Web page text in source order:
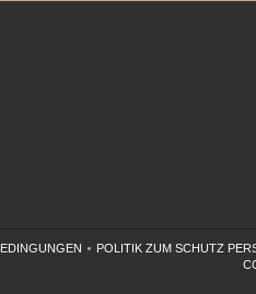
FENSTER))
((ÖFFNET EIN NEUES FENSTER))
POLITIK ZUM SCHUTZ